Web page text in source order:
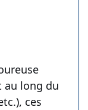
au long du
ces